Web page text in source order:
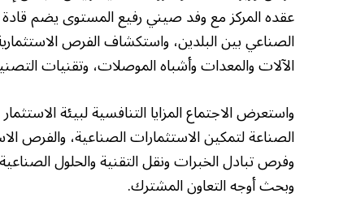
الصناعي بين البلدين، واستكشاف الفرص
الآلات والمعدات وأشباه الموصلات، وتقنيات
واستعرض الاجتماع المزايا التنافسية لبيئة
الصناعة لتمكين الاستثمارات الصناعية، والفرص
وفرص تبادل الخبرات ونقل التقنية والحلول
وبحث أوجه التعاون المشترك.